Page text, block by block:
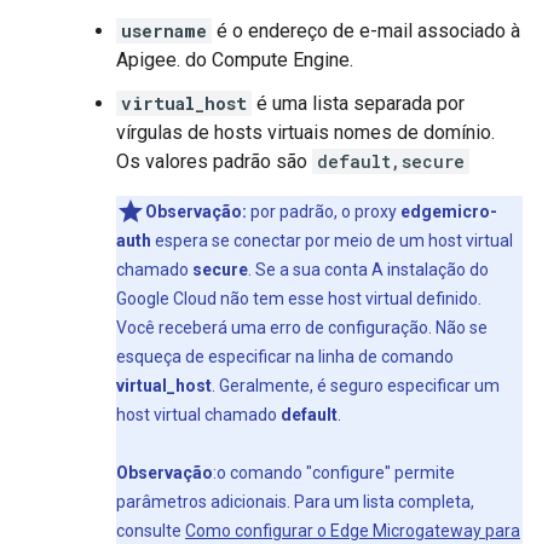
username é o endereço de e-mail associado à
Apigee. do Compute Engine.
virtual_host é uma lista separada por
vírgulas de hosts virtuais nomes de domínio.
Os valores padrão são default,secure
Observação: por padrão, o proxy edgemicro-
auth espera se conectar por meio de um host virtual
chamado secure . Se a sua conta A instalação do
Google Cloud não tem esse host virtual definido.
Você receberá uma erro de configuração. Não se
esqueça de especificar na linha de comando
virtual_host . Geralmente, é seguro especificar um
host virtual chamado default
Observação:o comando "configure" permite
parâmetros adicionais. Para um lista completa,
consulte Como configurar o Edge Microgateway para